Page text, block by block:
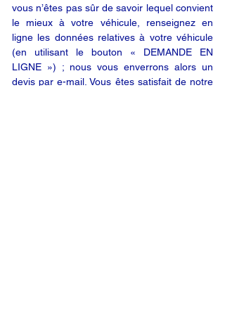
vous n’êtes pas sûr de savoir lequel convient
le mieux à votre véhicule, renseignez en
ligne les données relatives à votre véhicule
(en utilisant le bouton « DEMANDE EN
LIGNE ») ; nous vous enverrons alors un
devis par e-mail. Vous êtes satisfait de notre